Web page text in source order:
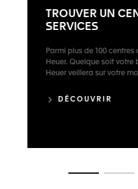
TROUVER UN
SERVICES
Parmi plus de 100 centres
Heuer. Quelque soit votre
Heuer veillera sur votre
DÉCOUVRIR